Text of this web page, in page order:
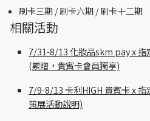
刷卡三期 /刷卡六期 /刷卡十二期
相關活動
7/31-8/13 化妝品skm pay x 指
(累贈，貴賓卡會員獨享)
7/9-8/13 卡利HIGH 貴賓卡 x
策展活動說明)